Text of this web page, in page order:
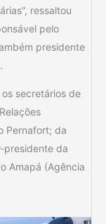
ressaltou
pelo
presidente
secretários de
Pernafort; da
presidente da
Amapá (Agência